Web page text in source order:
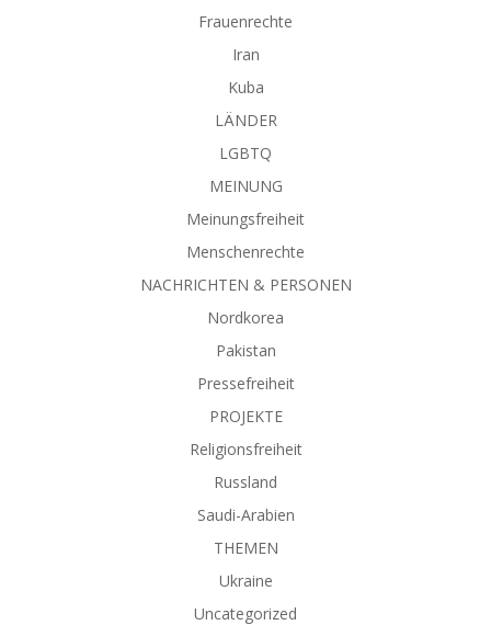
Frauenrechte
Iran
Kuba
LÄNDER
LGBTQ
MEINUNG
Meinungsfreiheit
Menschenrechte
NACHRICHTEN & PERSONEN
Nordkorea
Pakistan
Pressefreiheit
PROJEKTE
Religionsfreiheit
Russland
Saudi-Arabien
THEMEN
Ukraine
Uncategorized